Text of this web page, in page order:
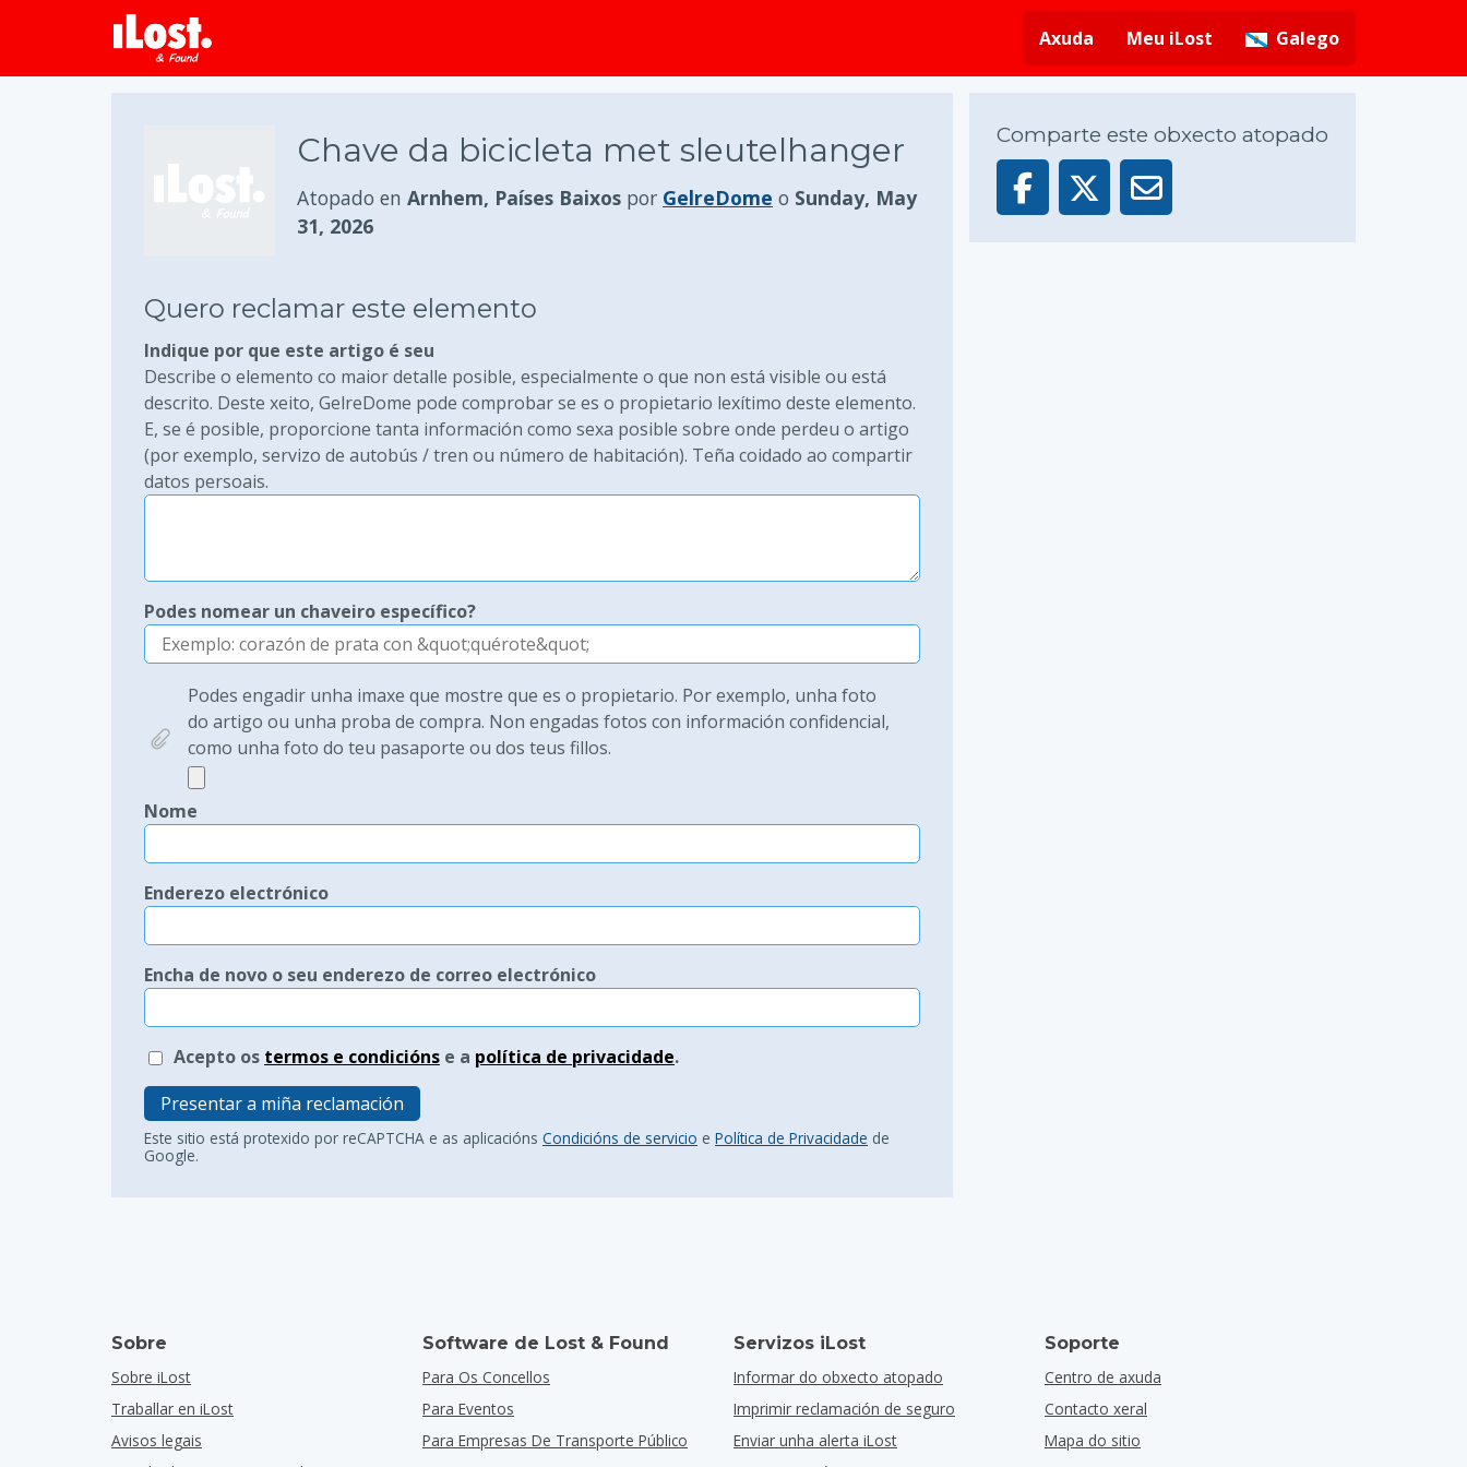
Axuda Meu iLost Galego
Chave da bicicleta met sleutelhanger
Atopado en Arnhem, Países Baixos por GelreDome o Sunday, May
31, 2026
Quero reclamar este elemento
Indique por que este artigo é seu
Describe o elemento co maior detalle posible, especialmente o que non está visible ou está
descrito. Deste xeito, GelreDome pode comprobar se es o propietario lexítimo deste elemento.
E, se é posible, proporcione tanta información como sexa posible sobre onde perdeu o artigo
(por exemplo, servizo de autobús / tren ou número de habitación). Teña coidado ao compartir
datos persoais.
Podes nomear un chaveiro específico?
Podes engadir unha imaxe que mostre que es o propietario. Por exemplo, unha foto
do artigo ou unha proba de compra. Non engadas fotos con información confidencial,
como unha foto do teu pasaporte ou dos teus fillos.
Nome
Enderezo electrónico
Encha de novo o seu enderezo de correo electrónico
Acepto os termos e condicións e a política de privacidade.
Presentar a miña reclamación
Este sitio está protexido por reCAPTCHA e as aplicacións Condicións de servicio e Política de Privacidade de
Google.
Comparte este obxecto atopado
Sobre
Sobre iLost
Traballar en iLost
Avisos legais
Software de Lost & Found
Para Os Concellos
Para Eventos
Para Empresas De Transporte Público
Servizos iLost
Informar do obxecto atopado
Imprimir reclamación de seguro
Enviar unha alerta iLost
Soporte
Centro de axuda
Contacto xeral
Mapa do sitio